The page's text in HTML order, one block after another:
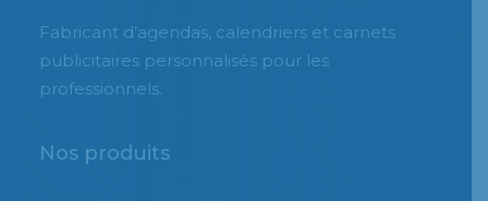
Fabricant d’agendas, calendriers et carnets
publicitaires personnalisés pour les
professionnels.
Nos produits